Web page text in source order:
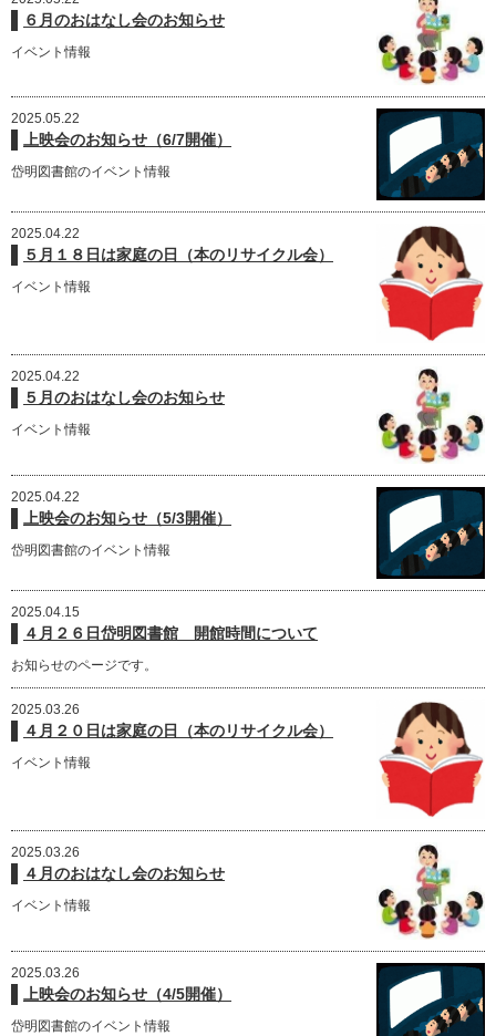
６月のおはなし会のお知らせ
イベント情報
2025.05.22
上映会のお知らせ（6/7開催）
岱明図書館のイベント情報
2025.04.22
５月１８日は家庭の日（本のリサイクル会）
イベント情報
2025.04.22
５月のおはなし会のお知らせ
イベント情報
2025.04.22
上映会のお知らせ（5/3開催）
岱明図書館のイベント情報
2025.04.15
４月２６日岱明図書館 開館時間について
お知らせのページです。
2025.03.26
４月２０日は家庭の日（本のリサイクル会）
イベント情報
2025.03.26
４月のおはなし会のお知らせ
イベント情報
2025.03.26
上映会のお知らせ（4/5開催）
岱明図書館のイベント情報